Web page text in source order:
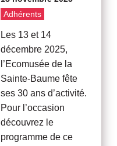
Adhérents
Les 13 et 14
décembre 2025,
l’Ecomusée de la
Sainte-Baume fête
ses 30 ans d’activité.
Pour l’occasion
découvrez le
programme de ce